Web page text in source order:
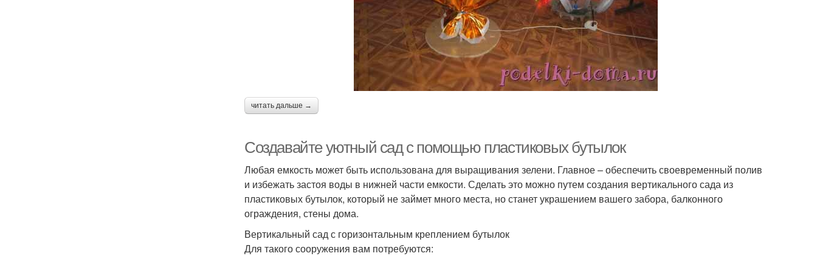
читать дальше →
Создавайте уютный сад с помощью пластиковых бутылок
Любая емкость может быть использована для выращивания зелени. Главное – обеспечить своевременный полив
и избежать застоя воды в нижней части емкости. Сделать это можно путем создания вертикального сада из
пластиковых бутылок, который не займет много места, но станет украшением вашего забора, балконного
ограждения, стены дома.
Вертикальный сад с горизонтальным креплением бутылок
Для такого сооружения вам потребуются: